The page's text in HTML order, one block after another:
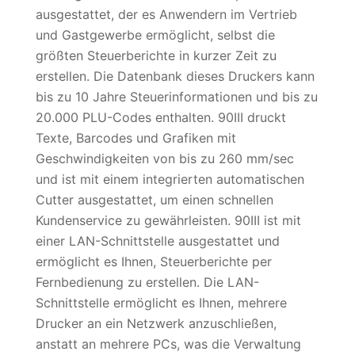
ausgestattet, der es Anwendern im Vertrieb
und Gastgewerbe ermöglicht, selbst die
größten Steuerberichte in kurzer Zeit zu
erstellen. Die Datenbank dieses Druckers kann
bis zu 10 Jahre Steuerinformationen und bis zu
20.000 PLU-Codes enthalten. 90III druckt
Texte, Barcodes und Grafiken mit
Geschwindigkeiten von bis zu 260 mm/sec
und ist mit einem integrierten automatischen
Cutter ausgestattet, um einen schnellen
Kundenservice zu gewährleisten. 90III ist mit
einer LAN-Schnittstelle ausgestattet und
ermöglicht es Ihnen, Steuerberichte per
Fernbedienung zu erstellen. Die LAN-
Schnittstelle ermöglicht es Ihnen, mehrere
Drucker an ein Netzwerk anzuschließen,
anstatt an mehrere PCs, was die Verwaltung